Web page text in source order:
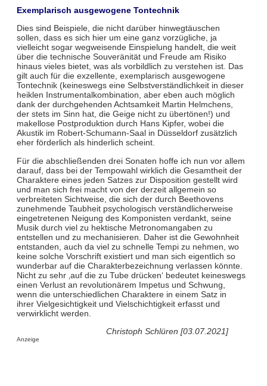
Exemplarisch ausgewogene Tontechnik
Dies sind Beispiele, die nicht darüber hinwegtäuschen
sollen, dass es sich hier um eine ganz vorzügliche, ja
vielleicht sogar wegweisende Einspielung handelt, die weit
über die technische Souveränität und Freude am Risiko
hinaus vieles bietet, was als vorbildlich zu verstehen ist. Das
gilt auch für die exzellente, exemplarisch ausgewogene
Tontechnik (keineswegs eine Selbstverständlichkeit in dieser
heiklen Instrumentalkombination, aber eben auch möglich
dank der durchgehenden Achtsamkeit Martin Helmchens,
der stets im Sinn hat, die Geige nicht zu übertönen!) und
makellose Postproduktion durch Hans Kipfer, wobei die
Akustik im Robert-Schumann-Saal in Düsseldorf zusätzlich
eher förderlich als hinderlich scheint.
Für die abschließenden drei Sonaten hoffe ich nun vor allem
darauf, dass bei der Tempowahl wirklich die Gesamtheit der
Charaktere eines jeden Satzes zur Disposition gestellt wird
und man sich frei macht von der derzeit allgemein so
verbreiteten Sichtweise, die sich der durch Beethovens
zunehmende Taubheit psychologisch verständlicherweise
eingetretenen Neigung des Komponisten verdankt, seine
Musik durch viel zu hektische Metronomangaben zu
entstellen und zu mechanisieren. Daher ist die Gewohnheit
entstanden, auch da viel zu schnelle Tempi zu nehmen, wo
keine solche Vorschrift existiert und man sich eigentlich so
wunderbar auf die Charakterbezeichnung verlassen könnte.
Nicht zu sehr ‚auf die zu Tube drücken‘ bedeutet keineswegs
einen Verlust an revolutionärem Impetus und Schwung,
wenn die unterschiedlichen Charaktere in einem Satz in
ihrer Vielgesichtigkeit und Vielschichtigkeit erfasst und
verwirklicht werden.
Christoph Schlüren [03.07.2021]
Anzeige